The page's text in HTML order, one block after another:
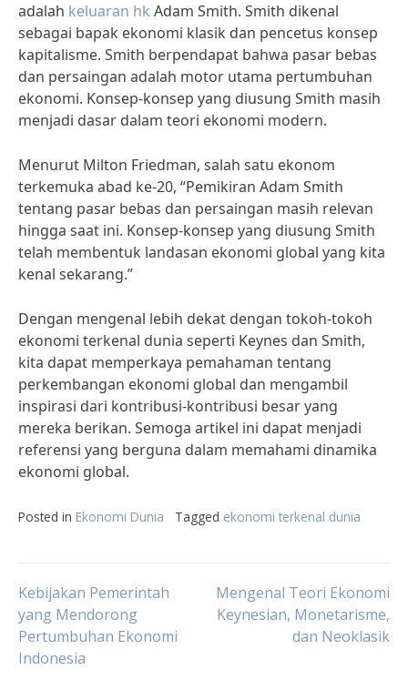
adalah keluaran hk Adam Smith. Smith dikenal
sebagai bapak ekonomi klasik dan pencetus konsep
kapitalisme. Smith berpendapat bahwa pasar bebas
dan persaingan adalah motor utama pertumbuhan
ekonomi. Konsep-konsep yang diusung Smith masih
menjadi dasar dalam teori ekonomi modern.
Menurut Milton Friedman, salah satu ekonom
terkemuka abad ke-20, “Pemikiran Adam Smith
tentang pasar bebas dan persaingan masih relevan
hingga saat ini. Konsep-konsep yang diusung Smith
telah membentuk landasan ekonomi global yang kita
kenal sekarang.”
Dengan mengenal lebih dekat dengan tokoh-tokoh
ekonomi terkenal dunia seperti Keynes dan Smith,
kita dapat memperkaya pemahaman tentang
perkembangan ekonomi global dan mengambil
inspirasi dari kontribusi-kontribusi besar yang
mereka berikan. Semoga artikel ini dapat menjadi
referensi yang berguna dalam memahami dinamika
ekonomi global.
Posted in Ekonomi Dunia Tagged ekonomi terkenal dunia
Post
navigation
Kebijakan Pemerintah
yang Mendorong
Pertumbuhan Ekonomi
Indonesia
Mengenal Teori Ekonomi
Keynesian, Monetarisme,
dan Neoklasik